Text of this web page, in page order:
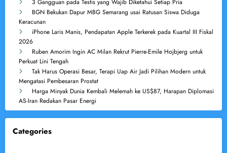
3 Gangguan pada Testis yang Wajib Diketahui Setiap Pria
BGN Bekukan Dapur MBG Semarang usai Ratusan Siswa Diduga
Keracunan
iPhone Laris Manis, Pendapatan Apple Terkerek pada Kuartal III Fiskal
2026
Ruben Amorim Ingin AC Milan Rekrut Pierre-Emile Hojbjerg untuk
Perkuat Lini Tengah
Tak Harus Operasi Besar, Terapi Uap Air Jadi Pilihan Modern untuk
Mengatasi Pembesaran Prostat
Harga Minyak Dunia Kembali Melemah ke US$87, Harapan Diplomasi
AS-Iran Redakan Pasar Energi
Categories